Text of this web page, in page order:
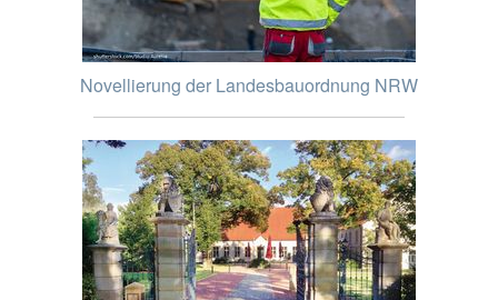
Novellierung der Landesbauordnung NRW